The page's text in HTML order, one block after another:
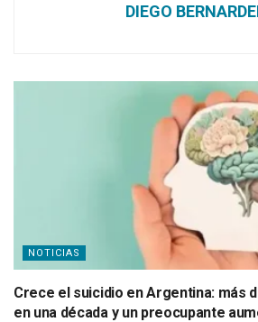
DIEGO
NOTICIAS
Crece el suicidio en Argentina: más
en una década y un preocupante